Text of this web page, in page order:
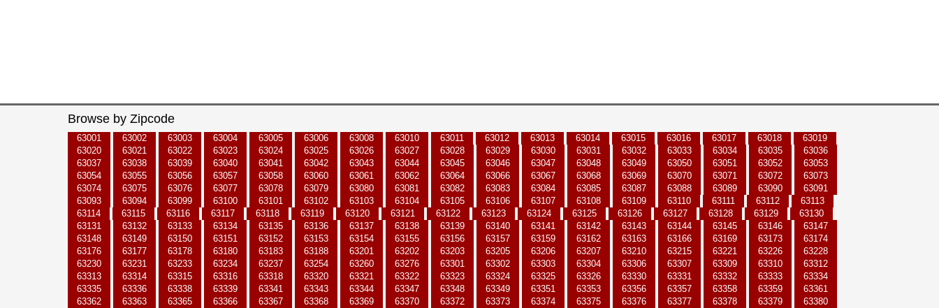
Browse by Zipcode
63001 63002 63003 63004 63005 63006 63008 63010 63011 63012 63013 63014 63015 63016 63017 63018
63019
63020
63021 63022 63023 63024 63025 63026 63027 63028 63029 63030 63031 63032 63033 63034 63035
63036
63037
63038 63039 63040 63041 63042 63043 63044 63045 63046 63047 63048 63049 63050 63051 63052
63053
63054
63055 63056 63057 63058 63060 63061 63062 63064 63066 63067 63068 63069 63070 63071 63072
63073
63074
63075 63076 63077 63078 63079 63080 63081 63082 63083 63084 63085 63087 63088 63089 63090
63091
63093
63094 63099 63100 63101 63102 63103 63104 63105 63106 63107 63108 63109 63110 63111 63112
63113
63114
63115 63116 63117 63118 63119 63120 63121 63122 63123 63124 63125 63126 63127 63128 63129
63130
63131
63132 63133 63134 63135 63136 63137 63138 63139 63140 63141 63142 63143 63144 63145 63146
63147
63148
63149 63150 63151 63152 63153 63154 63155 63156 63157 63159 63162 63163 63166 63169 63173
63174
63176
63177 63178 63180 63183 63188 63201 63202 63203 63205 63206 63207 63210 63215 63221 63226
63228
63230
63231 63233 63234 63237 63254 63260 63276 63301 63302 63303 63304 63306 63307 63309 63310
63312
63313
63314 63315 63316 63318 63320 63321 63322 63323 63324 63325 63326 63330 63331 63332 63333
63334
63335
63336 63338 63339 63341 63343 63344 63347 63348 63349 63351 63353 63356 63357 63358 63359
63361
63362
63363 63365 63366 63367 63368 63369 63370 63372 63373 63374 63375 63376 63377 63378 63379
63380